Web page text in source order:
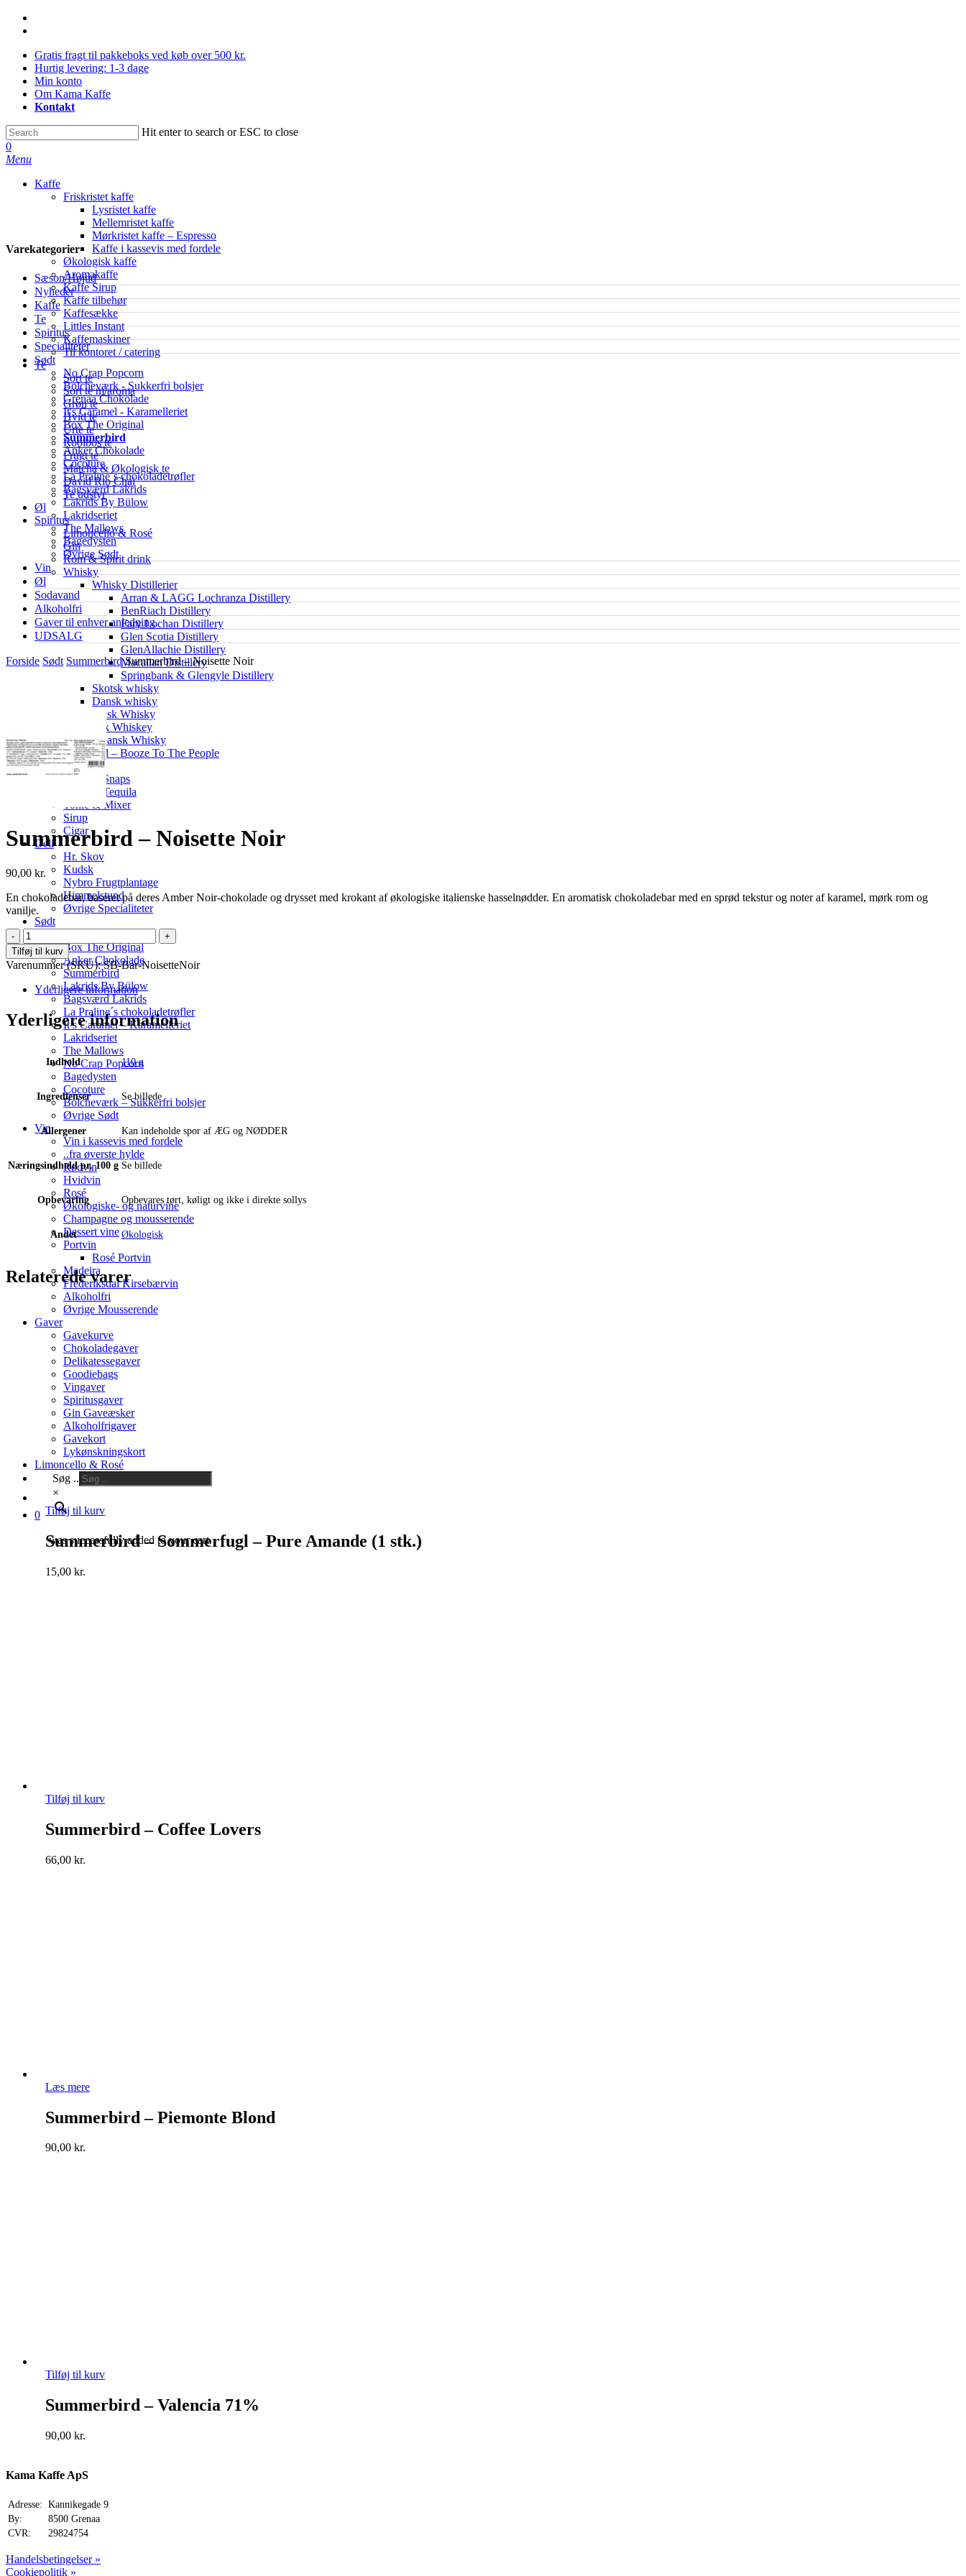
Skip
contentGratis fragt til pakkeboks ved køb over 500 kr.
Hurtig levering: 1-3 dage
Min konto
Om Kama Kaffe
Kontakt
Hit enter to search or ESC to close
Close
Search
0
Menu
Kaffe
Friskristet kaffe
Lysristet kaffe
Mellemristet kaffe
Mørkristet kaffe – Espresso
Kaffe i kassevis med fordele
Økologisk kaffe
Aromakaffe
Kaffe Sirup
Kaffe tilbehør
Kaffesække
Littles Instant
Kaffemaskiner
Til kontoret / catering
Te
Sort te
Sort te m/aroma
Grøn te
Hvid te
Urte te
Rooibos te
Frugt te
Matcha & Økologisk te
David Rio Chai
Te udstyr
Øl
Spiritus
Limoncello & Rosé
Gin
Rom & Spirit drink
Whisky
Whisky Distillerier
Arran & LAGG Lochranza Distillery
BenRiach Distillery
Fary Lochan Distillery
Glen Scotia Distillery
GlenAllachie Distillery
Macallan Distillery
Springbank & Glengyle Distillery
Skotsk whisky
Dansk whisky
Finsk Whisky
Irsk Whiskey
Japansk Whisky
Knaplund – Booze To The People
Cognac
Shots & Snaps
Likør & Tequila
Tonic & Mixer
Sirup
Cigar
Deli
Hr. Skov
Kudsk
Nybro Frugtplantage
Himmelstund
Øvrige Specialiteter
Sødt
Box The Original
Anker Chokolade
Summerbird
Lakrids By Bülow
Bagsværd Lakrids
La Praline´s chokoladetrøfler
It’s Caramel – Karamelleriet
Lakridseriet
The Mallows
No Crap Popcorn
Bagedysten
Cocoture
Bolcheværk – Sukkerfri bolsjer
Øvrige Sødt
Vin
Vin i kassevis med fordele
..fra øverste hylde
Rødvin
Hvidvin
Rosé
Økologiske- og naturvine
Champagne og mousserende
Dessert vine
Portvin
Rosé Portvin
Madeira
Frederiksdal Kirsebærvin
Alkoholfri
Øvrige Mousserende
Gaver
Gavekurve
Chokoladegaver
Delikatessegaver
Goodiebags
Vingaver
Spiritusgaver
Gin Gaveæsker
Alkoholfrigaver
Gavekort
Lykønskningskort
Limoncello & Rosé
Søg ..
×
0
was successfully added to your cart.
Varekategorier
Sæson/Højtid
Nyheder
Kaffe
Te
Spiritus
Specialiteter
Sødt
No Crap Popcorn
Bolcheværk - Sukkerfri bolsjer
Grenaa Chokolade
It's Caramel - Karamelleriet
Box The Original
Summerbird
Anker Chokolade
Cocoture
La Praline´s chokoladetrøfler
Bagsværd Lakrids
Lakrids By Bülow
Lakridseriet
The Mallows
Bagedysten
Øvrige Sødt
Vin
Øl
Sodavand
Alkoholfri
Gaver til enhver anledning
UDSALG
Forside Sødt Summerbird Summerbird – Noisette Noir
Summerbird – Noisette Noir
90,00 kr.
En chokoladebar, baseret på deres Amber Noir-chokolade og drysset med krokant af økologiske italienske hasselnødder. En aromatisk chokoladebar med en sprød tekstur og noter af karamel, mørk rom og
vanilje.
Summerbird
-
Noisette
Noir
antal
Tilføj til kurv
Varenummer (SKU):SB-Bar-NoisetteNoir
Yderligere information
Yderligere information
Indhold 110 g
Ingredienser Se billede
Allergener Kan indeholde spor af ÆG og NØDDER
Næringsindhold pr. 100 g Se billede
Opbevaring Opbevares tørt, køligt og ikke i direkte sollys
Andet Økologisk
Relaterede varer
Tilføj til kurv
Summerbird – Sommerfugl – Pure Amande (1 stk.)
15,00 kr.
Tilføj til kurv
Summerbird – Coffee Lovers
66,00 kr.
Læs mere
Summerbird – Piemonte Blond
90,00 kr.
Tilføj til kurv
Summerbird – Valencia 71%
90,00 kr.
Kama Kaffe ApS
Adresse: Kannikegade 9
By:
8500 Grenaa
CVR:
29824754
Handelsbetingelser »
Cookiepolitik »